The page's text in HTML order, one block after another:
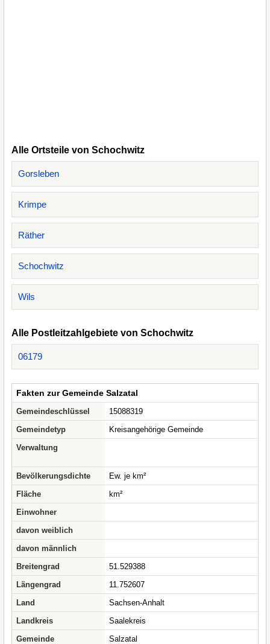
Alle Ortsteile von Schochwitz
Gorsleben
Krimpe
Räther
Schochwitz
Wils
Alle Postleitzahlgebiete von Schochwitz
06179
Fakten zur Gemeinde Salzatal
Gemeindeschlüssel
15088319
Gemeindetyp
Kreisangehörige Gemeinde
Verwaltung
Bevölkerungsdichte
Ew. je km²
Fläche
km²
Einwohner
davon weiblich
davon männlich
Breitengrad
51.529388
Längengrad
11.752607
Land
Sachsen-Anhalt
Landkreis
Saalekreis
Gemeinde
Salzatal